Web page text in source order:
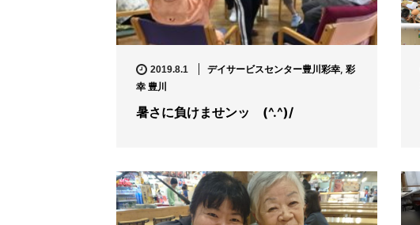
2019.8.1 デイサービスセンター豊川彩幸, 彩
幸 豊川
暑さに負けませンッ (^.^)/